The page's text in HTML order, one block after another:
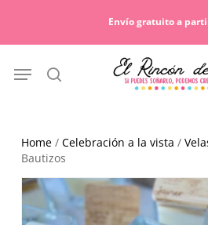
Envío gratuito a
search
Menu
Home/ Celebración a la vista /
Bautizos